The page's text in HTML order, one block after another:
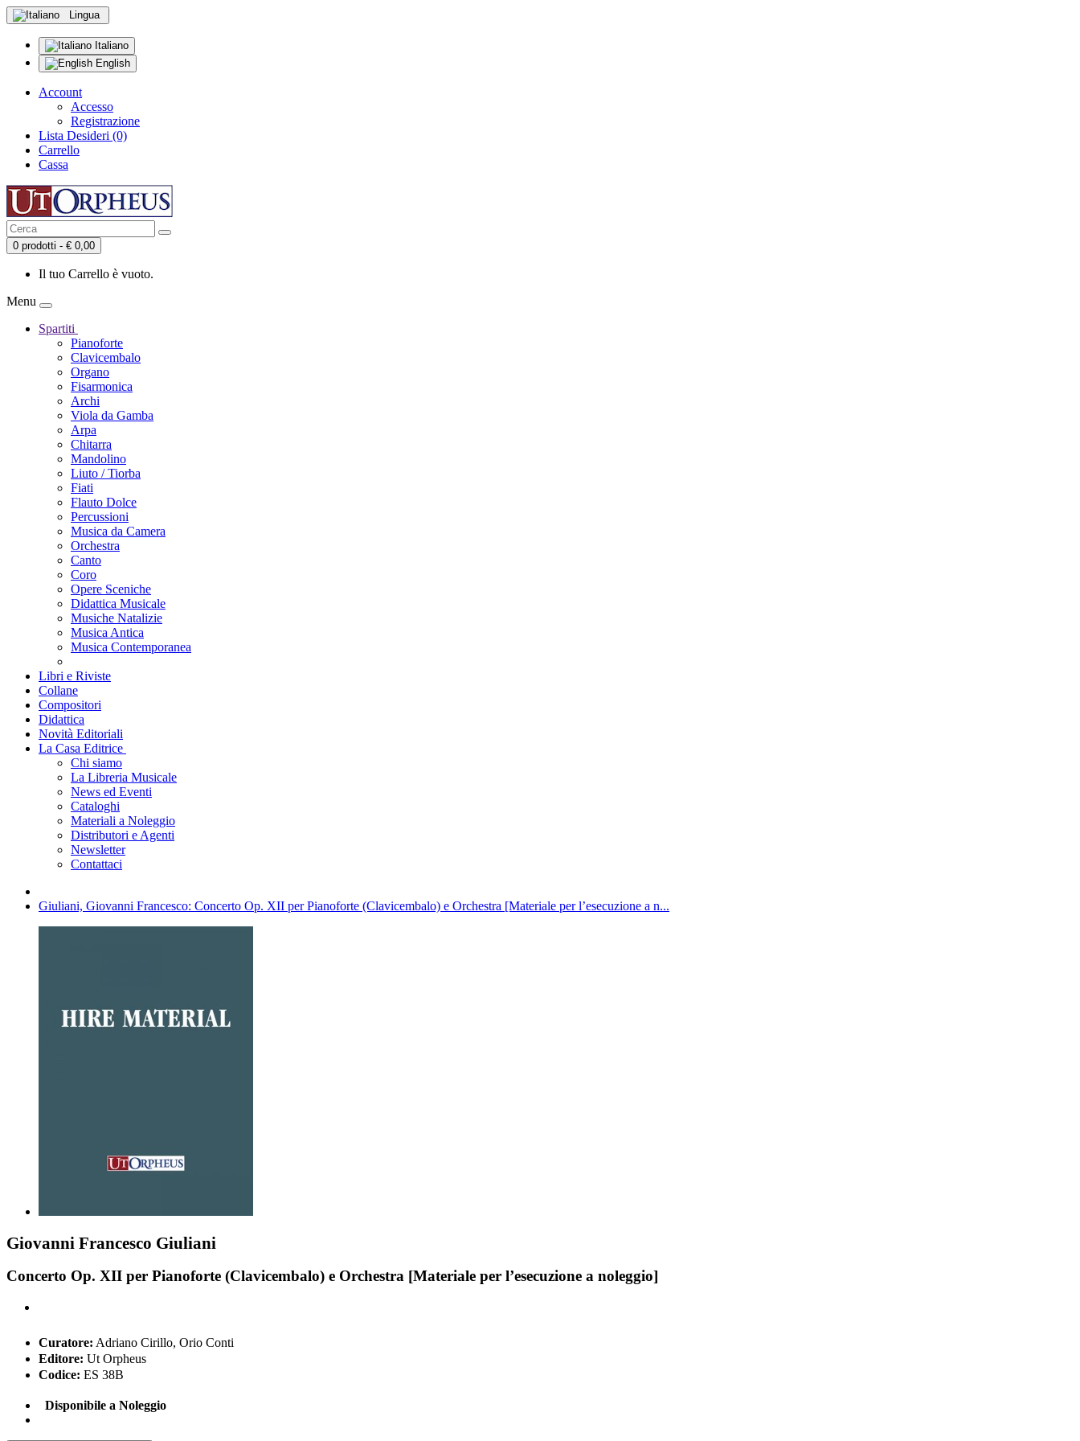
Lingua
Italiano
English
Account
Accesso
Registrazione
Lista Desideri (0)
Carrello
Cassa
0 prodotti - € 0,00
Il tuo Carrello è vuoto.
Menu
Spartiti
Pianoforte
Clavicembalo
Organo
Fisarmonica
Archi
Viola da Gamba
Arpa
Chitarra
Mandolino
Liuto / Tiorba
Fiati
Flauto Dolce
Percussioni
Musica da Camera
Orchestra
Canto
Coro
Opere Sceniche
Didattica Musicale
Musiche Natalizie
Musica Antica
Musica Contemporanea
Libri e Riviste
Collane
Compositori
Didattica
Novità Editoriali
La Casa Editrice
Chi siamo
La Libreria Musicale
News ed Eventi
Cataloghi
Materiali a Noleggio
Distributori e Agenti
Newsletter
Contattaci
Giuliani, Giovanni Francesco: Concerto Op. XII per Pianoforte (Clavicembalo) e Orchestra [Materiale per l’esecuzione a n...
Giovanni Francesco Giuliani
Concerto Op. XII per Pianoforte (Clavicembalo) e Orchestra [Materiale per l’esecuzione a noleggio]
Curatore: Adriano Cirillo, Orio Conti
Editore: Ut Orpheus
Codice: ES 38B
Disponibile a Noleggio